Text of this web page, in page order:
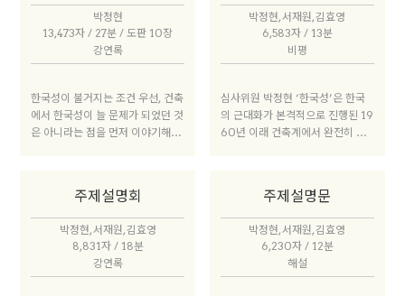
박정현
13,473자 / 27분 / 도판 10장
강연록
한국성이 불거지는 조건 우선, 건축
에서 한국성이 늘 문제가 되었던 것
은 아니라는 점을 먼저 이야기해야
기 때문입니다. 단적인 예로 김수근
선생과 강병기 선생 등 일본 동경대
학에서 유학하고 있던 대학원생들
이 1959년에 국회의사당 현상설계
에 참여했는데요. 현상설계 지침을
박정현, 서재원, 김효영
6,583자 / 13분
비평
심사위원 박정현 ‘한국성’은 한국
의 근대화가 본격적으로 진행된 19
60년 이래 건축계에서 완전히 사
주의 시장에서 한국 건축의 문화적
배경과 내러티브를 설정해야 하는
지금도 한국성은 여전히 논쟁적 문
제이자 물음입니다. 이 어려운 질문
에 답해준 모든 참여자분들에게 감
주제설명회
박정현, 서재원, 김효영
8,831자 / 18분
강연록
주제설명문
박정현, 서재원, 김효영
6,230자 / 12분
해설